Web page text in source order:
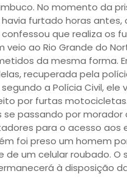
No momento da
furtado horas antes,
que realiza os
veio ao Rio Grande do
da mesma forma.
recuperada pela
a Polícia Civil,
por furtas
se passando por
para o acesso
foi preso um homem
de um celular roubado.
à disposição